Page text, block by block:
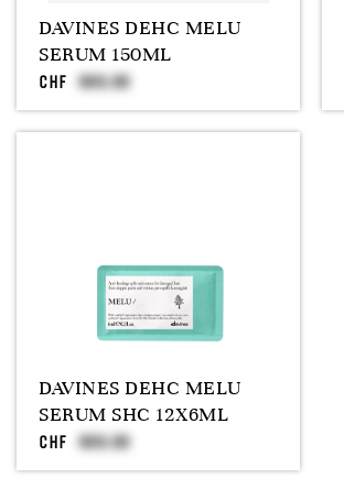
DAVINES DEHC MELU
SERUM 150ML
CHF
DAVINES DEHC MELU
SERUM SHC 12X6ML
CHF